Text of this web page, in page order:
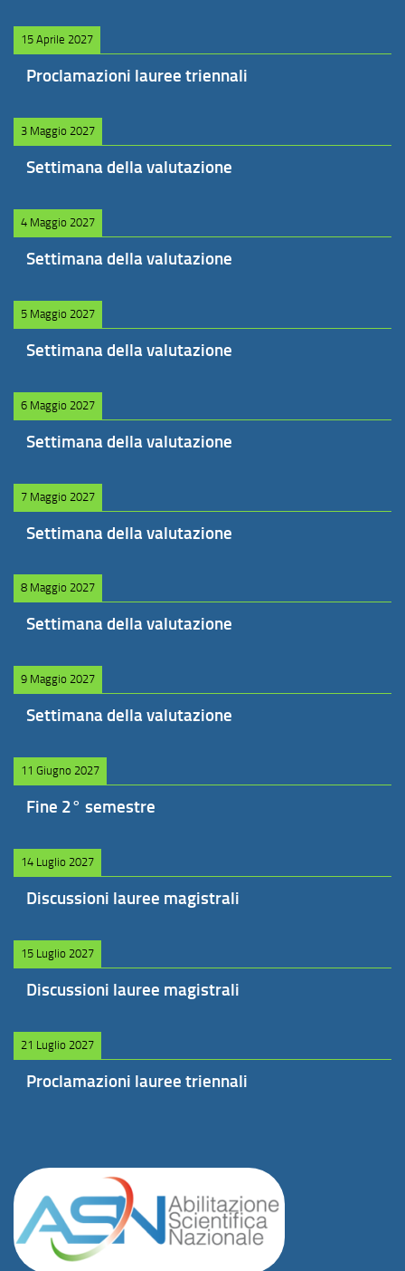
15 Aprile 2027
Proclamazioni lauree triennali
3 Maggio 2027
Settimana della valutazione
4 Maggio 2027
Settimana della valutazione
5 Maggio 2027
Settimana della valutazione
6 Maggio 2027
Settimana della valutazione
7 Maggio 2027
Settimana della valutazione
8 Maggio 2027
Settimana della valutazione
9 Maggio 2027
Settimana della valutazione
11 Giugno 2027
Fine 2° semestre
14 Luglio 2027
Discussioni lauree magistrali
15 Luglio 2027
Discussioni lauree magistrali
21 Luglio 2027
Proclamazioni lauree triennali